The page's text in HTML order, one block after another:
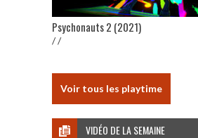
Psychonauts 2 (2021)
/ /
Voir tous les playtime
VIDÉO DE LA SEMAINE